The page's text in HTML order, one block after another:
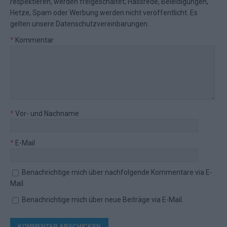
Hetze, Spam oder Werbung werden nicht veröffentlicht. Es
gelten unsere Datenschutzvereinbarungen
* Kommentar
* Vor- und Nachname
* E-Mail
Benachrichtige mich über nachfolgende Kommentare via E-
Mail.
Benachrichtige mich über neue Beiträge via E-Mail.